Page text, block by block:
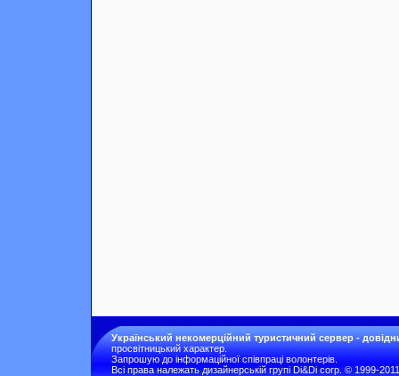
Український некомерційний туристичний сервер -
просвітницький характер.
Запрошую до інформаційної співпраці волонтерів.
Всі права належать дизайнерській групі Di&Di corp. © 1999-2011